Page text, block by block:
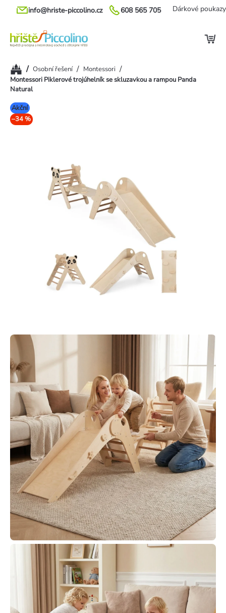
Přejít
608 565 705
info@hriste-piccolino.cz Dárkové poukazy
Domů/ Osobní řešení / Montessori /
Montessori Piklerové trojúhelník se skluzavkou a rampou Panda
Natural
Akční
–34 %